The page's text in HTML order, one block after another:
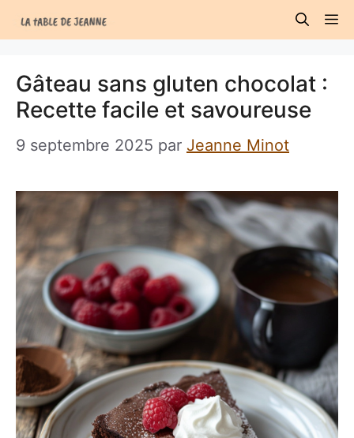
au
Gâteau sans gluten chocolat :
Recette facile et savoureuse
9 septembre 2025 par Jeanne Minot